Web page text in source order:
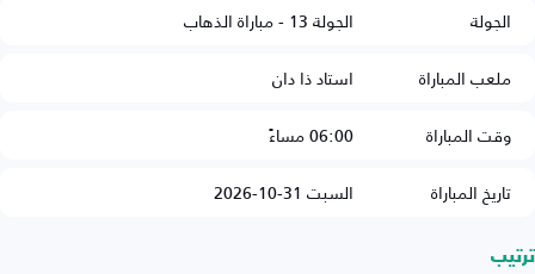
الجولة
الجولة 13 - مباراة الذهاب
ملعب المباراة
استاد ذا دان
وقت المباراة
06:00 مساءً
تاريخ المباراة
السبت 31-10-2026
ترتيب